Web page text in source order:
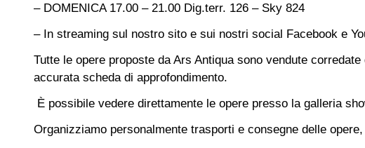
– DOMENICA 17.00 – 21.00 Dig.terr. 126 – Sky 824
– In streaming sul nostro sito e sui nostri social Facebook e
Tutte le opere proposte da Ars Antiqua sono vendute
accurata scheda di approfondimento.
È possibile vedere direttamente le opere presso la galleria
Organizziamo personalmente trasporti e consegne delle